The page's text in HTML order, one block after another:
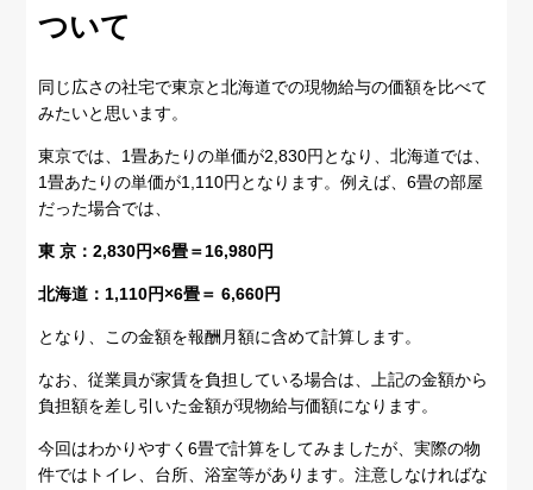
ついて
同じ広さの社宅で東京と北海道での現物給与の価額を比べて
みたいと思います。
東京では、1畳あたりの単価が2,830円となり、北海道では、
1畳あたりの単価が1,110円となります。例えば、6畳の部屋
だった場合では、
東 京：2,830円×6畳＝16,980円
北海道：1,110円×6畳＝ 6,660円
となり、この金額を報酬月額に含めて計算します。
なお、従業員が家賃を負担している場合は、上記の金額から
負担額を差し引いた金額が現物給与価額になります。
今回はわかりやすく6畳で計算をしてみましたが、実際の物
件ではトイレ、台所、浴室等があります。注意しなければな